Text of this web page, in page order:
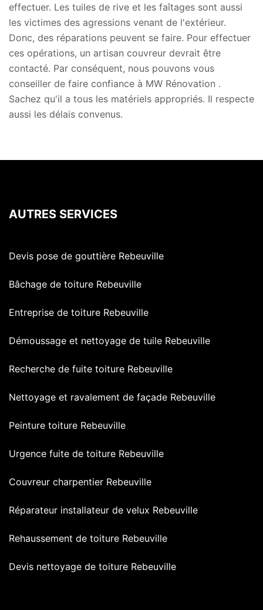
effectuer. Les tuiles de rive et les faîtages sont aussi
les victimes des agressions venant de l'extérieur.
Donc, des réparations peuvent se faire. Pour effectuer
ces opérations, un artisan couvreur devrait être
contacté. Par conséquent, nous pouvons vous
conseiller de faire confiance à MW Rénovation .
Sachez qu'il a tous les matériels appropriés. Il respecte
aussi les délais convenus.
AUTRES SERVICES
Devis pose de gouttière Rebeuville
Bâchage de toiture Rebeuville
Entreprise de toiture Rebeuville
Démoussage et nettoyage de tuile Rebeuville
Recherche de fuite toiture Rebeuville
Nettoyage et ravalement de façade Rebeuville
Peinture toiture Rebeuville
Urgence fuite de toiture Rebeuville
Couvreur charpentier Rebeuville
Réparateur installateur de velux Rebeuville
Rehaussement de toiture Rebeuville
Devis nettoyage de toiture Rebeuville